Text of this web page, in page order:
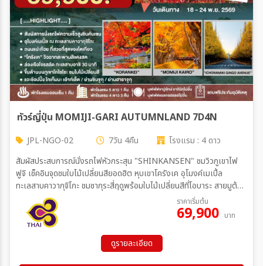
ทัวร์ญี่ปุ่น MOMIJI-GARI AUTUMNLAND 7D4N
JPL-NGO-02 7วัน 4คืน
โรงแรม : 4 ดาว
สัมผัสประสบการณ์นั่งรถไฟหัวกระสุน "SHINKANSEN" ชมวิวภูเขาไฟ
ฟูจิ เช็คอินจุดชมใบไม้เปลี่ยนสียอดฮิต หุบเขาโครังเค อุโมงค์เมเปิ้ล
ทะเลสาบคาวากุจิโกะ ชมซากุระสี่ฤดูพร้อมใบไม้เปลี่ยนสีที่โอบาระ สายมูต้อง
ห้ามพลาด ศาลเจ้าอิเสะ ศาลเจ้าชินโตเก่าแก่และศักดิ์สิทธิ์ที่สุดของญี่ปุ่น
สัมผัสประสบการณ์เข้าพักโรงแรม 5 ดาว 1 คืน และยังได้ทานบุฟเฟ่ต์ขาปู
ยักษ์ ยากินิกุ+เครื่องดื่มแอลกอฮอล์ไม่อั้นสุดฟิน
ราคาเริ่มต้น
69,900 บาท
ดูรายละเอียด